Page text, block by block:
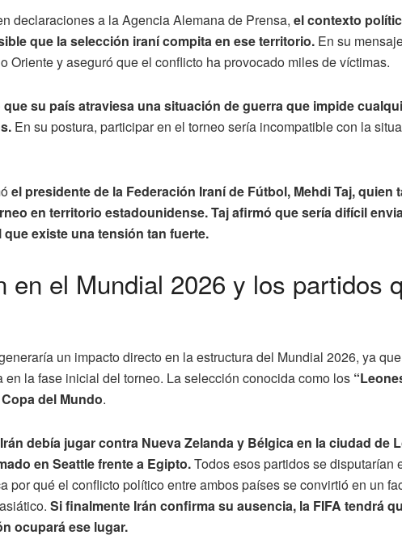
declaraciones a la Agencia Alemana de Prensa, el contexto
que la selección iraní compita en ese territorio. En su
Oriente y aseguró que el conflicto ha provocado miles de víctimas.
su país atraviesa una situación de guerra que impide
En su postura, participar en el torneo sería incompatible con la
el presidente de la Federación Iraní de Fútbol, Mehdi Taj, quien
en territorio estadounidense. Taj afirmó que sería difícil
existe una tensión tan fuerte.
en el Mundial 2026 y los partidos
un impacto directo en la estructura del Mundial 2026, ya
la fase inicial del torneo. La selección conocida como los
del Mundo.
Irán debía jugar contra Nueva Zelanda y Bélgica en la ciudad de
en Seattle frente a Egipto.Todos esos partidos se disputarían
por qué el conflicto político entre ambos países se convirtió en un
Si finalmente Irán confirma su ausencia, la FIFA tendrá
ocupará ese lugar.